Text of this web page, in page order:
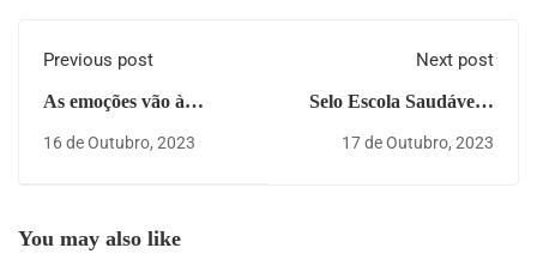
Previous post
As emoções vão à
Saúde Mental 1.º Ciclo
16 de Outubro, 2023
Next post
Selo Escola Saudável –
2023/2025
17 de Outubro, 2023
You may also like